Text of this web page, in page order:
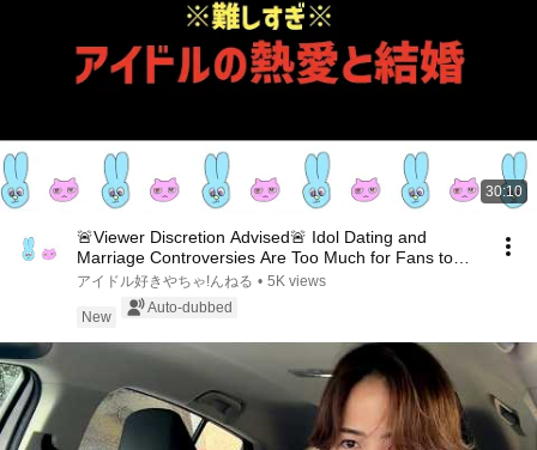
30:10
🚨Viewer Discretion Advised🚨 Idol Dating and
Marriage Controversies Are Too Much for Fans to
Handl...
アイドル好きやちゃ!んねる • 5K views
New
Auto-dubbed